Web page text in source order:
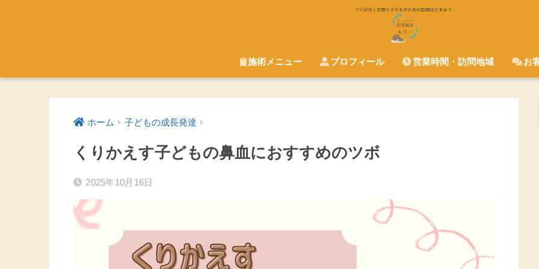
施術メニュー プロフィール 営業時間・訪問地域 お
ホーム 子どもの成長発達
くりかえす子どもの鼻血におすすめのツボ
2025年10月16日